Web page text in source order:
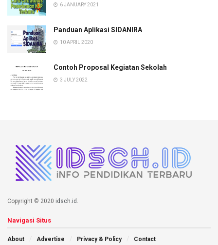
6 JANUARY 2021
Panduan Aplikasi SIDANIRA
10 APRIL 2020
Contoh Proposal Kegiatan Sekolah
3 JULY 2022
Copyright © 2020 idsch.id .
Navigasi Situs
About Advertise Privacy & Policy Contact